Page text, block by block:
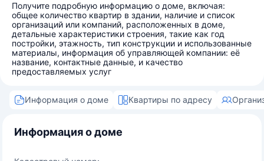
Получите подробную информацию о доме, включая:
общее количество квартир в здании, наличие и список
организаций или компаний, расположенных в доме,
детальные характеристики строения, такие как год
постройки, этажность, тип конструкции и использованные
материалы, информация об управляющей компании: её
название, контактные данные, и качество
предоставляемых услуг
Информация о доме Квартиры по адресу
Информация о доме